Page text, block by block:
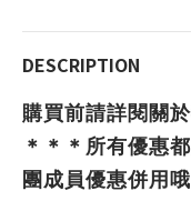
DESCRIPTION
購買前請詳閱關於
＊＊＊所有優惠
團成員優惠併用